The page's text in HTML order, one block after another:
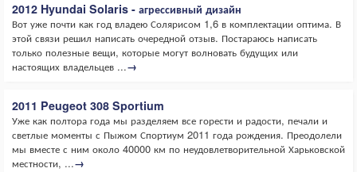
2012 Hyundai Solaris - агрессивный дизайн
Вот уже почти как год владею Солярисом 1,6 в комплектации оптима. В
этой связи решил написать очередной отзыв. Постараюсь написать
только полезные вещи, которые могут волновать будущих или
настоящих владельцев ...→
2011 Peugeot 308 Sportium
Уже как полтора года мы разделяем все горести и радости, печали и
светлые моменты с Пыжом Спортиум 2011 года рождения. Преодолели
мы вместе с ним около 40000 км по неудовлетворительной Харьковской
местности, ...→